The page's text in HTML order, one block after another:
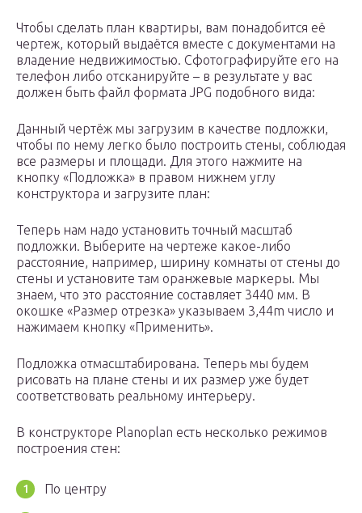
Чтобы сделать план квартиры, вам понадобится её
чертеж, который выдаётся вместе с документами на
владение недвижимостью. Сфотографируйте его на
телефон либо отсканируйте – в результате у вас
должен быть файл формата JPG подобного вида:
Данный чертёж мы загрузим в качестве подложки,
чтобы по нему легко было построить стены, соблюдая
все размеры и площади. Для этого нажмите на
кнопку «Подложка» в правом нижнем углу
конструктора и загрузите план:
Теперь нам надо установить точный масштаб
подложки. Выберите на чертеже какое-либо
расстояние, например, ширину комнаты от стены до
стены и установите там оранжевые маркеры. Мы
знаем, что это расстояние составляет 3440 мм. В
окошке «Размер отрезка» указываем 3,44m число и
нажимаем кнопку «Применить».
Подложка отмасштабирована. Теперь мы будем
рисовать на плане стены и их размер уже будет
соответствовать реальному интерьеру.
В конструкторе Planoplan есть несколько режимов
построения стен:
По центру